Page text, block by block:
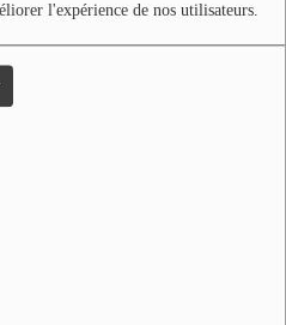
l'expérience de nos utilisateurs.
La
Non